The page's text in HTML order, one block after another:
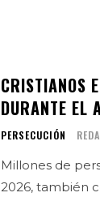
CRISTIANOS
DURANTE EL
PERSECUCIÓN
Millones de
2026, también